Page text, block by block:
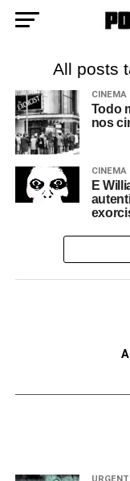
All posts
CINEMA
Todo
nos
CINEMA
E